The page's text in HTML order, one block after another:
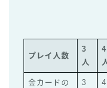
プレイ人数
3
人
4
金カードの
3
4